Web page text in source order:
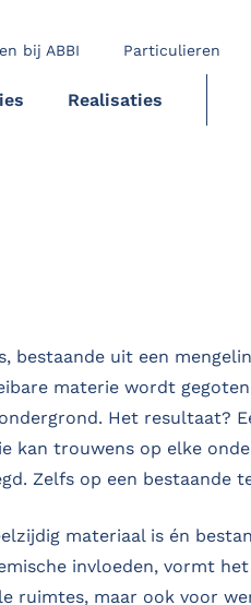
bij ABBI Particulieren
Realisaties
bestaande uit een
materie wordt
Het resultaat?
kan trouwens op elke
Zelfs op een bestaande
materiaal is én
invloeden, vormt
ruimtes, maar ook voor